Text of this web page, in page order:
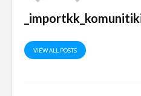
VIEW ALL POSTS